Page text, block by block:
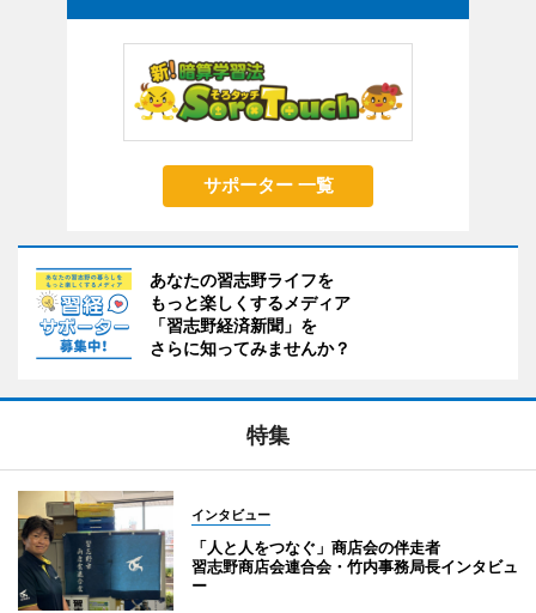
サポーター 一覧
あなたの習志野ライフを
もっと楽しくするメディア
「習志野経済新聞」を
さらに知ってみませんか？
特集
インタビュー
「人と人をつなぐ」商店会の伴走者
習志野商店会連合会・竹内事務局長インタビュ
ー